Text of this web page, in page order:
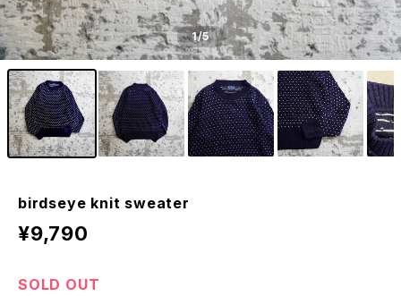
1/5
birdseye knit sweater
¥9,790
SOLD OUT